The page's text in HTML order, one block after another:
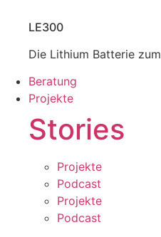
LE300
Die Lithium Batterie
Beratung
Projekte
Stories
Projekte
Podcast
Projekte
Podcast